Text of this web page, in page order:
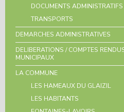
DOCUMENTS ADMINISTRATIFS
TRANSPORTS
DEMARCHES ADMINISTRATIVES
DELIBERATIONS / COMPTES
MUNICIPAUX
LA COMMUNE
LES HAMEAUX DU GLAIZIL
LES HABITANTS